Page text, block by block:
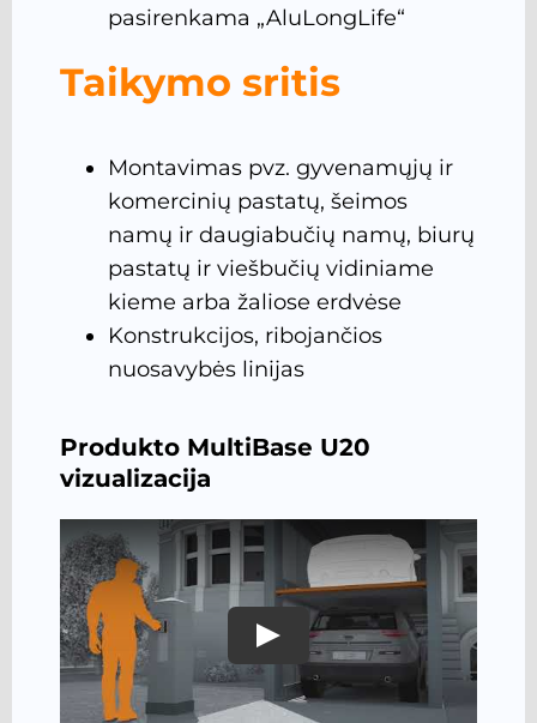
pasirenkama „AluLongLife“
Taikymo sritis
Montavimas pvz. gyvenamųjų ir
komercinių pastatų, šeimos
namų ir daugiabučių namų, biurų
pastatų ir viešbučių vidiniame
kieme arba žaliose erdvėse
Konstrukcijos, ribojančios
nuosavybės linijas
Produkto MultiBase U20
vizualizacija
Play